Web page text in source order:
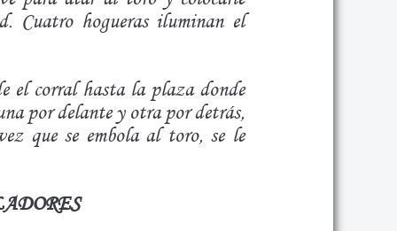
Cuatro hogueras iluminan el
el corral hasta la plaza donde
por delante y otra por detrás,
que se embola al toro, se le